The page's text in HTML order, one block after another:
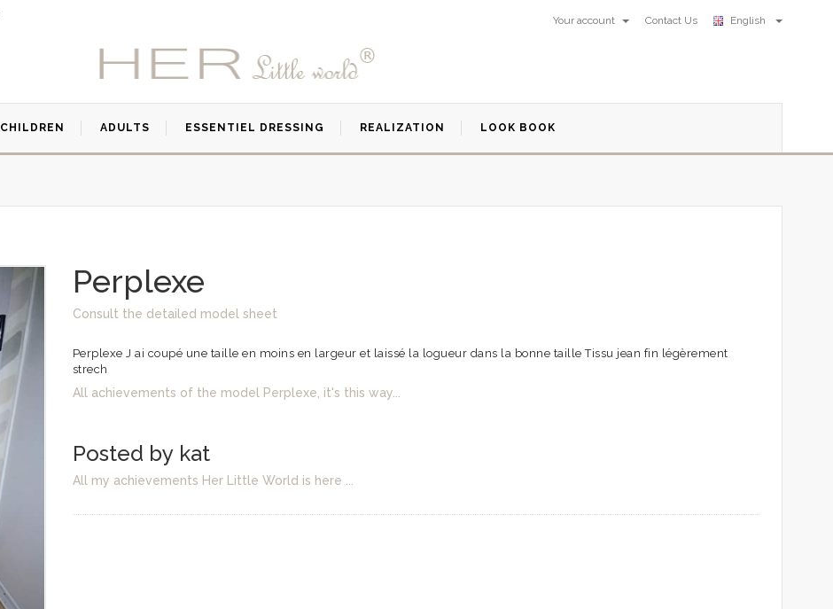
Your account Contact Us English
CHILDREN ADULTS ESSENTIEL DRESSING REALIZATION LOOK BOOK
Perplexe
Consult the detailed model sheet
Perplexe J ai coupé une taille en moins en largeur et laissé la logueur dans la bonne taille Tissu jean fin légèrement
strech
All achievements of the model Perplexe, it's this way...
Posted by kat
All my achievements Her Little World is here ...